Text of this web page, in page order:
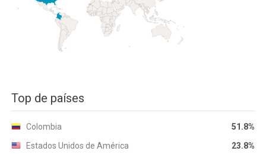
Top de países
Colombia
51.8%
Estados Unidos de América
23.8%